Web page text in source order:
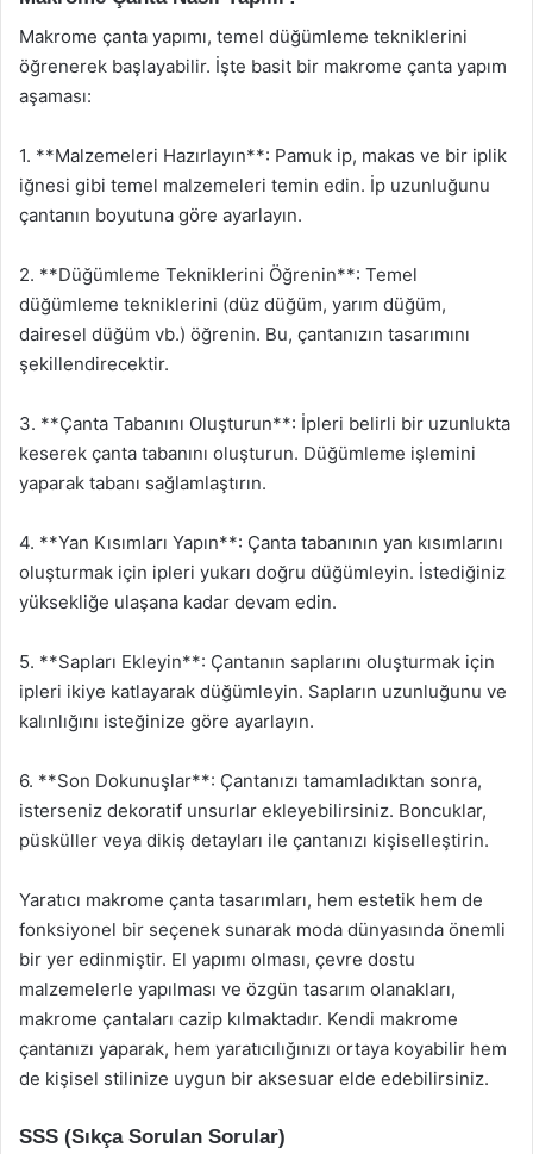
Makrome çanta yapımı, temel düğümleme tekniklerini
öğrenerek başlayabilir. İşte basit bir makrome çanta yapım
aşaması:
1. **Malzemeleri Hazırlayın**: Pamuk ip, makas ve bir iplik
iğnesi gibi temel malzemeleri temin edin. İp uzunluğunu
çantanın boyutuna göre ayarlayın.
2. **Düğümleme Tekniklerini Öğrenin**: Temel
düğümleme tekniklerini (düz düğüm, yarım düğüm,
dairesel düğüm vb.) öğrenin. Bu, çantanızın tasarımını
şekillendirecektir.
3. **Çanta Tabanını Oluşturun**: İpleri belirli bir uzunlukta
keserek çanta tabanını oluşturun. Düğümleme işlemini
yaparak tabanı sağlamlaştırın.
4. **Yan Kısımları Yapın**: Çanta tabanının yan kısımlarını
oluşturmak için ipleri yukarı doğru düğümleyin. İstediğiniz
yüksekliğe ulaşana kadar devam edin.
5. **Sapları Ekleyin**: Çantanın saplarını oluşturmak için
ipleri ikiye katlayarak düğümleyin. Sapların uzunluğunu ve
kalınlığını isteğinize göre ayarlayın.
6. **Son Dokunuşlar**: Çantanızı tamamladıktan sonra,
isterseniz dekoratif unsurlar ekleyebilirsiniz. Boncuklar,
püsküller veya dikiş detayları ile çantanızı kişiselleştirin.
Yaratıcı makrome çanta tasarımları, hem estetik hem de
fonksiyonel bir seçenek sunarak moda dünyasında önemli
bir yer edinmiştir. El yapımı olması, çevre dostu
malzemelerle yapılması ve özgün tasarım olanakları,
makrome çantaları cazip kılmaktadır. Kendi makrome
çantanızı yaparak, hem yaratıcılığınızı ortaya koyabilir hem
de kişisel stilinize uygun bir aksesuar elde edebilirsiniz.
SSS (Sıkça Sorulan Sorular)